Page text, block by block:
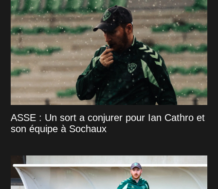
ASSE : Un sort a conjurer pour Ian Cathro et
son équipe à Sochaux